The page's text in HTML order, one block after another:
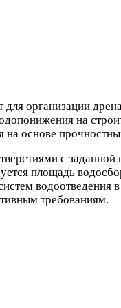
организации
на
на основе
с
площадь
требованиям.